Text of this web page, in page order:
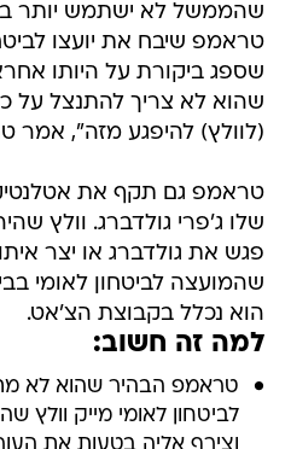
שהממשל לא ישתמש יותר
טראמפ שיבח את יועצו
שספג ביקורת על היותו
שהוא לא צריך להתנצל על
(לוולץ) להיפגע מזה", אמר
טראמפ גם תקף את
שלו ג'פרי גולדברג. וולץ
פגש את גולדברג או יצר
שהמועצה לביטחון לאומי
הוא נכלל בקבוצת הצ'אט.
למה זה חשוב:
טראמפ הבהיר שהוא לא
לביטחון לאומי מייק
וצירף אליה בטעות את